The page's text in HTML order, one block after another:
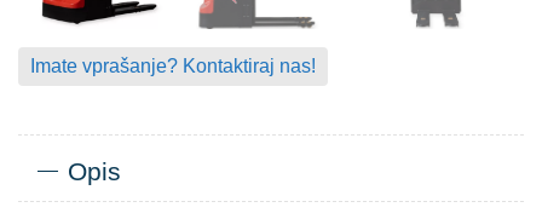
Imate vprašanje? Kontaktiraj nas!
Opis